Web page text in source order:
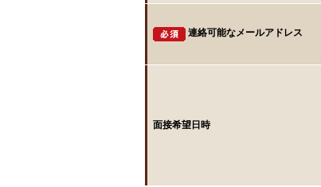
連絡可能なメールアドレス
面接希望日時